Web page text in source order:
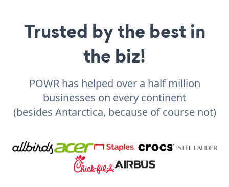
Trusted by the best in
the biz!
POWR has helped over a half million
businesses on every continent
(besides Antarctica, because of course not)